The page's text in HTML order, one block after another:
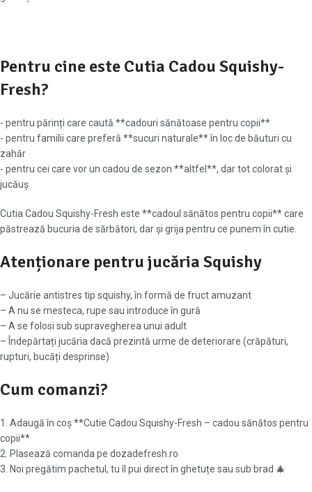
Pentru cine este Cutia Cadou Squishy-
Fresh?
- pentru părinți care caută **cadouri sănătoase pentru copii**
- pentru familii care preferă **sucuri naturale** în loc de băuturi cu
zahăr
- pentru cei care vor un cadou de sezon **altfel**, dar tot colorat și
jucăuș
Cutia Cadou Squishy-Fresh este **cadoul sănătos pentru copii** care
păstrează bucuria de sărbători, dar și grija pentru ce punem în cutie.
Atenționare pentru jucăria Squishy
– Jucărie antistres tip squishy, în formă de fruct amuzant
– A nu se mesteca, rupe sau introduce în gură
– A se folosi sub supravegherea unui adult
– Îndepărtați jucăria dacă prezintă urme de deteriorare (crăpături,
rupturi, bucăți desprinse)
Cum comanzi?
1. Adaugă în coș **Cutie Cadou Squishy-Fresh – cadou sănătos pentru
copii**
2. Plasează comanda pe dozadefresh.ro
3. Noi pregătim pachetul, tu îl pui direct în ghetuțe sau sub brad 🎄